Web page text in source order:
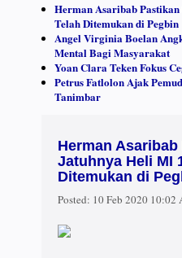
Herman Asaribab
Telah Ditemukan di Pegbin
Angel Virginia Boelan
Mental Bagi Masyarakat
Yoan Clara Teken Fokus
Petrus Fatlolon Ajak
Tanimbar
Herman
Jatuhnya Heli MI
Ditemukan di
Posted: 10 Feb 2020 10:02